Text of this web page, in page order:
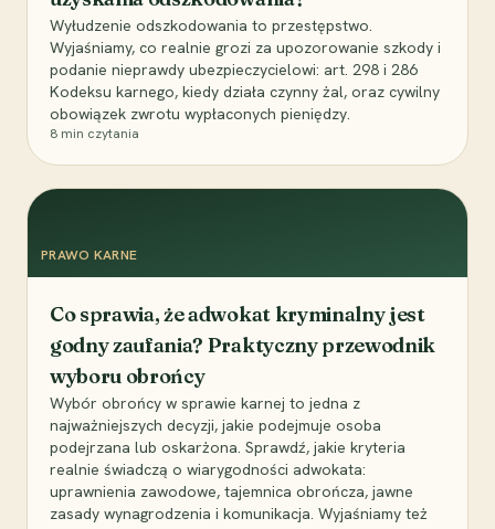
Wyłudzenie odszkodowania to przestępstwo.
Wyjaśniamy, co realnie grozi za upozorowanie szkody i
podanie nieprawdy ubezpieczycielowi: art. 298 i 286
Kodeksu karnego, kiedy działa czynny żal, oraz cywilny
obowiązek zwrotu wypłaconych pieniędzy.
8 min czytania
PRAWO KARNE
Co sprawia, że adwokat kryminalny jest
godny zaufania? Praktyczny przewodnik
wyboru obrońcy
Wybór obrońcy w sprawie karnej to jedna z
najważniejszych decyzji, jakie podejmuje osoba
podejrzana lub oskarżona. Sprawdź, jakie kryteria
realnie świadczą o wiarygodności adwokata:
uprawnienia zawodowe, tajemnica obrończa, jawne
zasady wynagrodzenia i komunikacja. Wyjaśniamy też